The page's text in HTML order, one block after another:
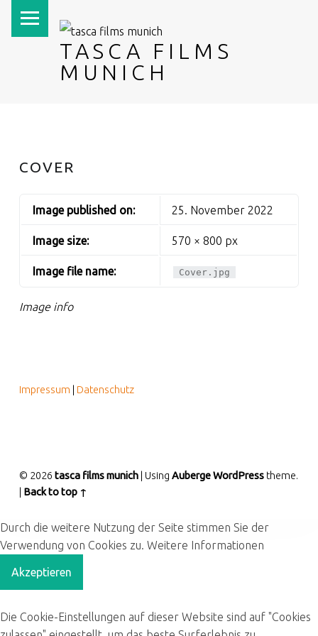
TASCA FILMS
MUNICH
COVER
Image info
Image published on: 25. November 2022
Image size: 570 × 800 px
Image file name: Cover.jpg
Impressum Datenschutz
© 2026 tasca films munich Using AubergeWordPresstheme.
Back to top ↑
Durch die weitere Nutzung der Seite stimmen Sie der
Verwendung von Cookies zu. Weitere Informationen
Akzeptieren
Die Cookie-Einstellungen auf dieser Website sind auf "Cookies